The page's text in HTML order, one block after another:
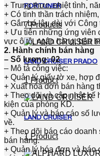
FORTUNER
7 Products
LAND CRUISER PRADO
1 Product
LAND CRUISER
1 Product
+ Trung thực, nhiệt tình,
+ Có tinh thần trách
+ Gắn bó lâu dài với Công
+ Ưu tiên những ứng viên
vực ô tô, ngân hàng, bảo
2. Hành chính bán hàng
– Số lượng: 02
– Mô tả công việc:
+ Quản lý giấy tờ xe, hợp
+ Xuất hóa đơn bán hàng
+ Theo dõi và cập nhật kế
kiện của phòng KD.
+ Quản lý và báo cáo số
về.
+ Theo dõi báo cáo
bán hàng.
+ Quản lý hóa đơn và báo